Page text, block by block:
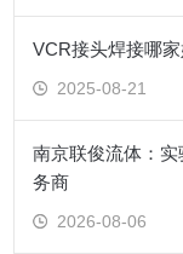
VCR接头焊接哪
2025-08-21
南京联俊流体：
务商
2026-08-06